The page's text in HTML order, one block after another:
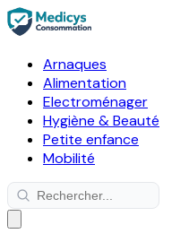
Arnaques
Alimentation
Electroménager
Hygiène & Beauté
Petite enfance
Mobilité